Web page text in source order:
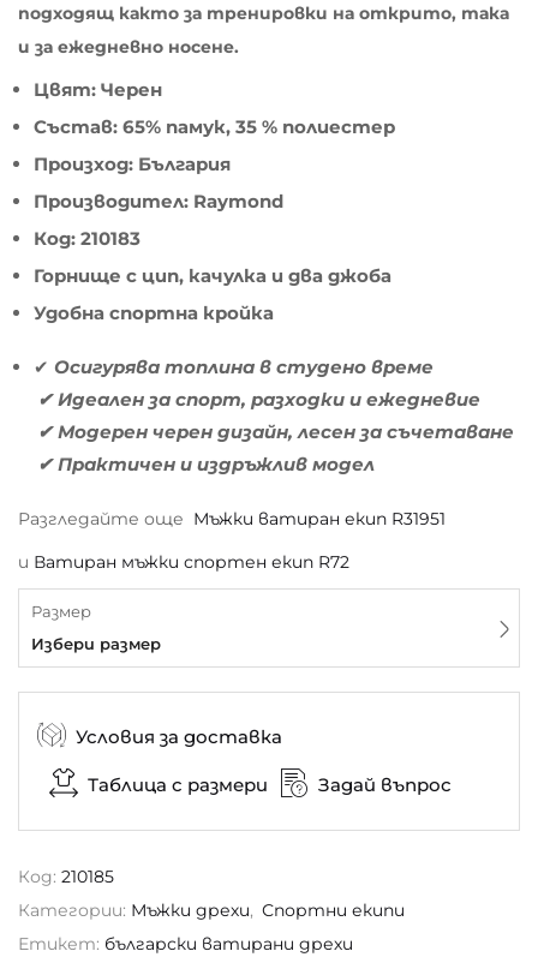
подходящ както за тренировки на открито, така
и за ежедневно носене.
Цвят: Черен
Състав: 65% памук, 35 % полиестер
Произход: България
Производител: Raymond
Код: 210183
Горнище с цип, качулка и два джоба
Удобна спортна кройка
✔ Осигурява топлина в студено време
✔ Идеален за спорт, разходки и ежедневие
✔ Модерен черен дизайн, лесен за съчетаване
✔ Практичен и издръжлив модел
Разгледайте още Мъжки ватиран екип R31951
и Ватиран мъжки спортен екип R72
Размер
Избери размер
Условия за доставка
Таблица с размери Задай въпрос
Код: 210185
Категории: Мъжки дрехи, Спортни екипи
Етикет: български ватирани дрехи